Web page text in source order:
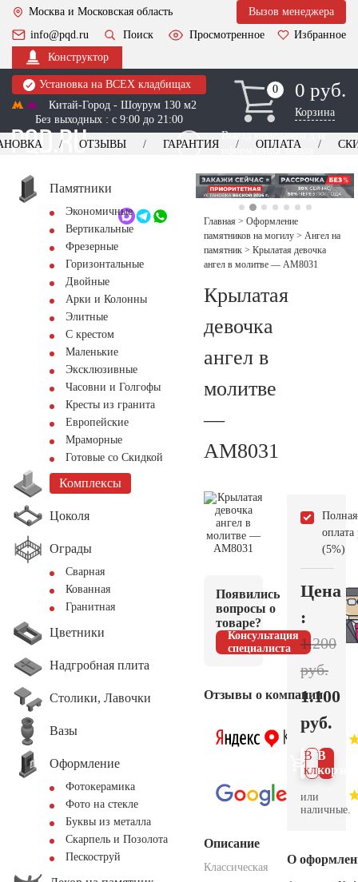
Москва и Московская область
Вызов менеджера
info@pqd.ru
Поиск Просмотренное
Избранное
Конструктор
Установка на ВСЕХ кладбищах
Китай-Город - Шоурум 130 м2
Без выходных : с 9:00 до 21:00
0
0 0 руб.
Корзина
Выезд менеджера для
оформления заказа
+7 (495) 518-44-23
Обратный звонок
ОТЗЫВЫ ГАРАНТИЯ ОПЛАТА
Памятники
Экономичные
Вертикальные
Фрезерные
Горизонтальные
Двойные
Арки и Колонны
Элитные
С крестом
Маленькие
Эксклюзивные
Часовни и Голгофы
Кресты из гранита
Европейские
Мраморные
Готовые со Скидкой
Комплексы
Цоколя
Ограды
Сварная
Кованная
Гранитная
Цветники
Надгробная плита
Столики, Лавочки
Вазы
Оформление
Фотокерамика
Фото на стекле
Буквы из металла
Скарпель и Позолота
Пескоструй
Главная > Оформление
памятников на могилу > Ангел на
памятник > Крылатая девочка
ангел в молитве — AM8031
Крылатая
девочка
ангел в
молитве
—
AM8031
Появились
вопросы о
товаре?
Консультация
специалиста
Отзывы о компании
Описание
Классическая
Полная
оплата
(5%)
Цена
:
1.200
руб.
1.100
руб.
В
В 1
клик
или
наличные.
О